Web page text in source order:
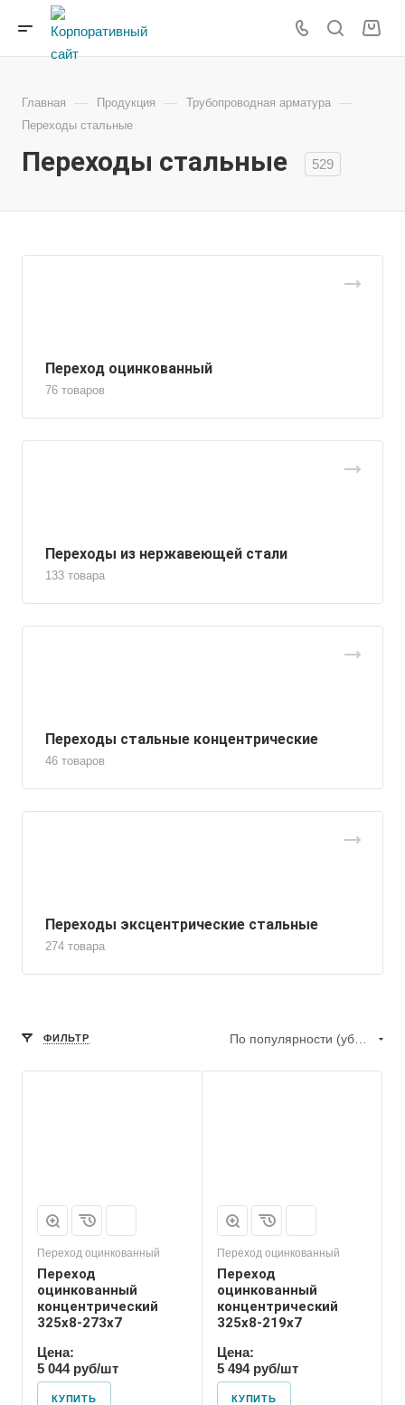
Главная — Продукция — Трубопроводная арматура —
Переходы стальные
Переходы стальные 529
Переход оцинкованный
76 товаров
Переходы из нержавеющей стали
133 товара
Переходы стальные концентрические
46 товаров
Переходы эксцентрические стальные
274 товара
ФИЛЬТР
Переход оцинкованный
Переход
оцинкованный
концентрический
325х8-273х7
Цена:
5 044 руб/шт
КУПИТЬ
Переход оцинкованный
Переход
оцинкованный
концентрический
325х8-219х7
Цена:
5 494 руб/шт
КУПИТЬ